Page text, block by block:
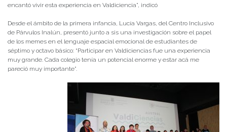
encantó vivir esta experiencia en Valdiciencia”, indicó
Desde el ámbito de la primera infancia, Lucía Vargas, del Centro Inclusivo
de Párvulos Inalún, presentó junto a sis una investigación sobre el papel
de los memes en el lenguaje espacial emocional de estudiantes de
séptimo y octavo básico: “Participar en Valdiciencias fue una experiencia
muy grande. Cada colegio tenía un potencial enorme y estar acá me
pareció muy importante”.